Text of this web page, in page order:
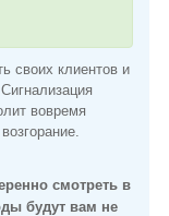
своих клиентов и
вовремя
смотреть в
будут вам не